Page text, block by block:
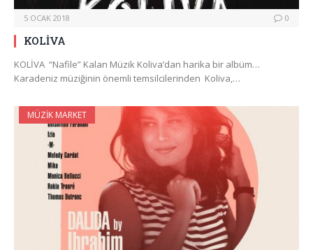
5 OCAK 2018 0
KOLİVA
KOLİVA “Nafile” Kalan Müzik Koliva’dan harika bir albüm…
Karadeniz müziğinin önemli temsilcilerinden Koliva,…
MÜZIK MARKET